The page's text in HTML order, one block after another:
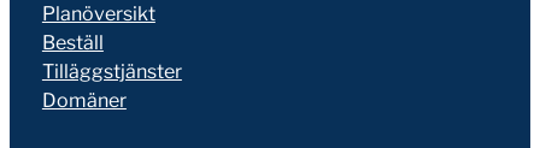
Planöversikt
Beställ
Tilläggstjänster
Domäner